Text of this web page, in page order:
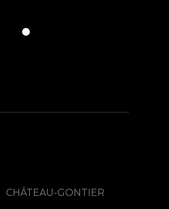
CHÂTEAU-GONTIER